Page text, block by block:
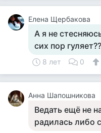
Елена Щербакова
А я не
сих пор
8 лет 0
Анна Шапошникова
Ведать ещё не
радилась либо